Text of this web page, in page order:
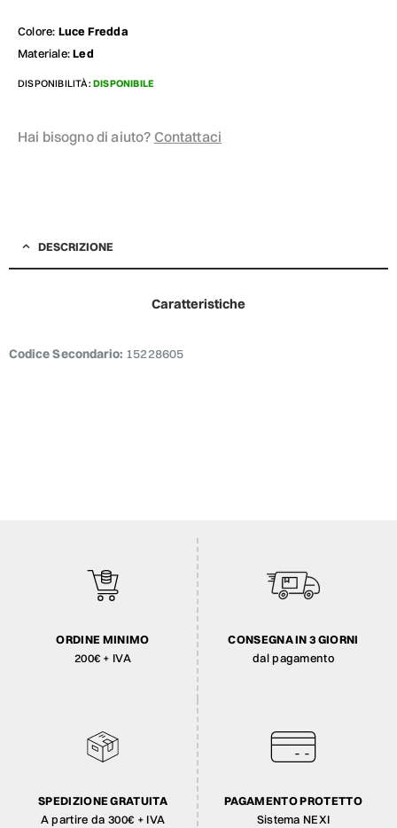
Colore: Luce Fredda
Materiale:Led
DISPONIBILITÀ: DISPONIBILE
Hai bisogno di aiuto? Contattaci
DESCRIZIONE
Caratteristiche
Codice Secondario: 15228605
ORDINE MINIMO
200€ + IVA
CONSEGNA IN 3 GIORNI
dal pagamento
SPEDIZIONE GRATUITA
A partire da 300€ + IVA
PAGAMENTO PROTETTO
Sistema NEXI